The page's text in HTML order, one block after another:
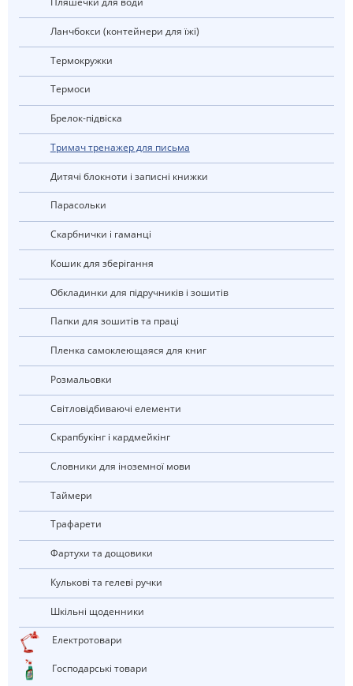
Ланчбокси (контейнери для їжі)
Термокружки
Термоси
Брелок-підвіска
Тримач тренажер для письма
Дитячі блокноти і записні книжки
Парасольки
Скарбнички і гаманці
Кошик для зберігання
Обкладинки для підручників і зошитів
Папки для зошитів та праці
Пленка самоклеющаяся для книг
Розмальовки
Світловідбиваючі елементи
Скрапбукінг і кардмейкінг
Словники для іноземної мови
Таймери
Трафарети
Фартухи та дощовики
Кулькові та гелеві ручки
Шкільні щоденники
електротовари
Господарські товари